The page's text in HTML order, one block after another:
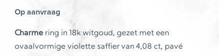
Op aanvraag
Charme ring in 18k witgoud, gezet met een
ovaalvormige violette saffier van 4,08 ct, pavé